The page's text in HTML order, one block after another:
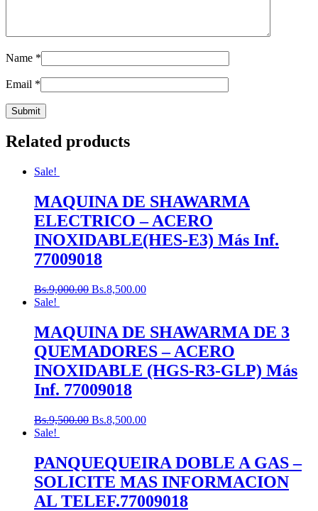
Name *
Email *
Related products
Sale!
MAQUINA DE SHAWARMA
ELECTRICO – ACERO
INOXIDABLE(HES-E3) Más Inf.
77009018
Bs.9,000.00 Bs.8,500.00
Sale!
MAQUINA DE SHAWARMA DE 3
QUEMADORES – ACERO
INOXIDABLE (HGS-R3-GLP) Más
Inf. 77009018
Bs.9,500.00 Bs.8,500.00
Sale!
PANQUEQUEIRA DOBLE A GAS –
SOLICITE MAS INFORMACION
AL TELEF.77009018